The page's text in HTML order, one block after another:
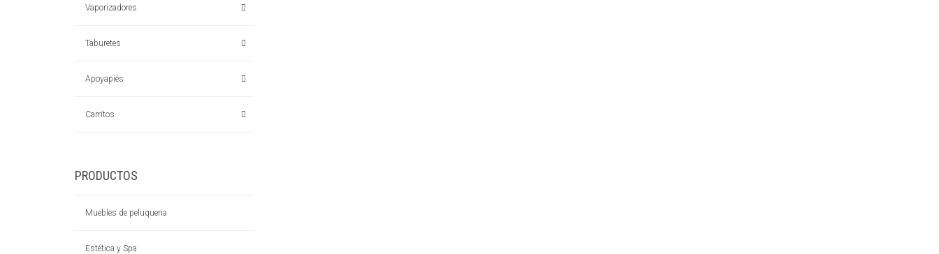
Vaporizadores
Taburetes
Apoyapiés
Carritos
PRODUCTOS
Muebles de peluqueria
Estética y Spa